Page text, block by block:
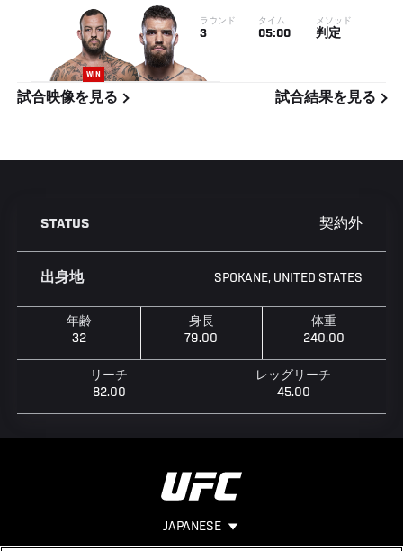
WIN
ラウンド
3
タイム
05:00
メソッド
判定
試合映像を見る 試合結果を見る
STATUS 契約外
出身地 SPOKANE, UNITED STATES
年齢
32
身長
79.00
体重
240.00
リーチ
82.00
レッグリーチ
45.00
JAPANESE